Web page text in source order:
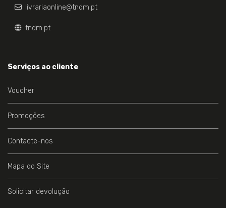
livrariaonline@tndm.pt
tndm.pt
Serviços ao cliente
Voucher
Promoções
Contacte-nos
Mapa do Site
Solicitar devolução